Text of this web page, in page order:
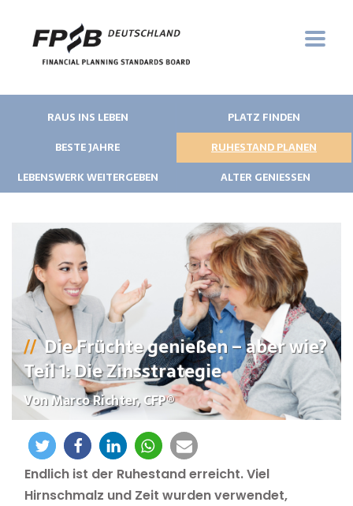
RAUS INS LEBEN
PLATZ FINDEN
BESTE JAHRE
RUHESTAND PLANEN
LEBENSWERK WEITERGEBEN
ALTER GENIESSEN
Die Früchte genießen – aber wie?
Teil 1: Die Zinsstrategie
Von Marco Richter, CFP®
Endlich ist der Ruhestand erreicht. Viel
Hirnschmalz und Zeit wurden verwendet,